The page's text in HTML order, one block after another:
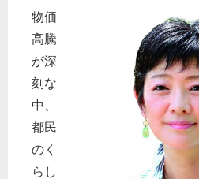
物価
高騰
が深
刻な
中、
都民
のく
らし